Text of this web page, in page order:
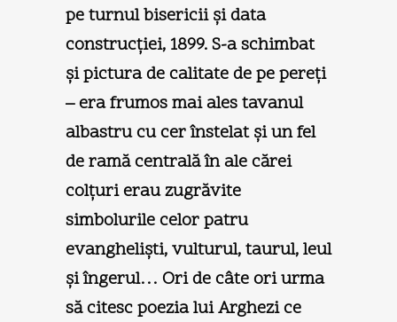
pe turnul bisericii şi data
construcţiei, 1899. S-a schimbat
şi pictura de calitate de pe pereţi
– era frumos mai ales tavanul
albastru cu cer înstelat şi un fel
de ramă centrală în ale cărei
colţuri erau zugrăvite
simbolurile celor patru
evanghelişti, vulturul, taurul, leul
şi îngerul… Ori de câte ori urma
să citesc poezia lui Arghezi ce